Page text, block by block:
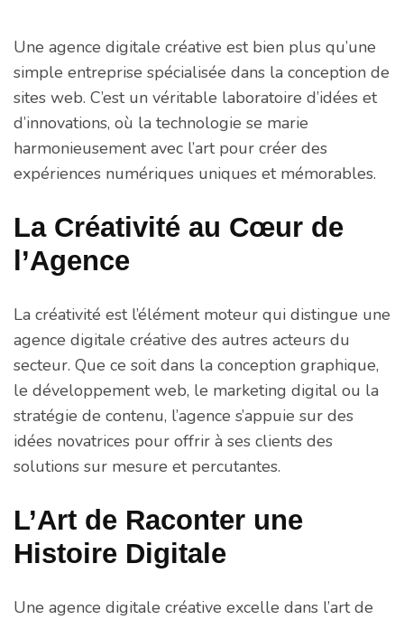
Une agence digitale créative est bien plus qu’une
simple entreprise spécialisée dans la conception de
sites web. C’est un véritable laboratoire d’idées et
d’innovations, où la technologie se marie
harmonieusement avec l’art pour créer des
expériences numériques uniques et mémorables.
La Créativité au Cœur de
l’Agence
La créativité est l’élément moteur qui distingue une
agence digitale créative des autres acteurs du
secteur. Que ce soit dans la conception graphique,
le développement web, le marketing digital ou la
stratégie de contenu, l’agence s’appuie sur des
idées novatrices pour offrir à ses clients des
solutions sur mesure et percutantes.
L’Art de Raconter une
Histoire Digitale
Une agence digitale créative excelle dans l’art de